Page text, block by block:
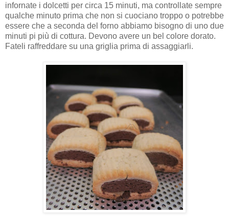
infornate i dolcetti per circa 15 minuti, ma controllate sempre
qualche minuto prima che non si cuociano troppo o potrebbe
essere che a seconda del forno abbiamo bisogno di uno due
minuti pi più di cottura. Devono avere un bel colore dorato.
Fateli raffreddare su una griglia prima di assaggiarli.